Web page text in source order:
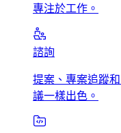
專注於工作。
諮詢
提案、專案追蹤
議一樣出色。